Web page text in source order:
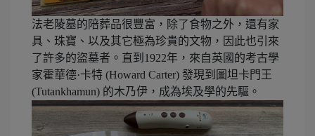
法老陵墓的陪葬品很豐富，除了食物之外，還有家
具、珠寶、以及其它極為珍貴的文物，因此也引來
了許多的盜墓者。直到1922年，來自英國的考古學
家霍華德·卡特 (Howard Carter) 發現到圖坦卡門王
(Tutankhamun) 的木乃伊，成為埃及學的先驅。